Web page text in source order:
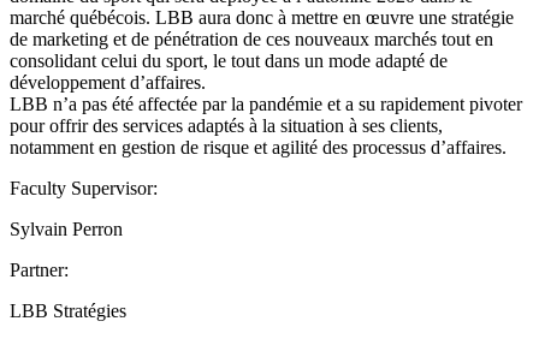
marché québécois. LBB aura donc à mettre en œuvre une stratégie
de marketing et de pénétration de ces nouveaux marchés tout en
consolidant celui du sport, le tout dans un mode adapté de
développement d’affaires.
LBB n’a pas été affectée par la pandémie et a su rapidement pivoter
pour offrir des services adaptés à la situation à ses clients,
notamment en gestion de risque et agilité des processus d’affaires.
Faculty Supervisor:
Sylvain Perron
Partner:
LBB Stratégies